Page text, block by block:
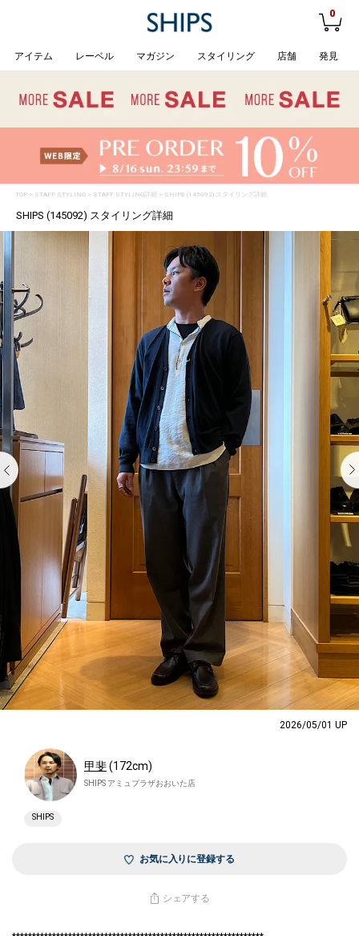
0
アイテム レーベル マガジン スタイリング 店舗 発見
TOP> STAFF STYLING> STAFF STYLING詳細 > SHIPS (145092) スタイリング詳細
SHIPS (145092) スタイリング詳細
2026/05/01 UP
甲斐(172cm)
SHIPS アミュプラザおおいた店
SHIPS
お気に入りに登録する
シェアする